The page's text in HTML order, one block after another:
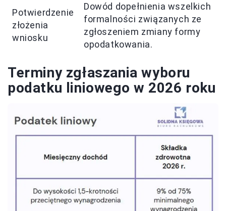
Potwierdzenie
złożenia
wniosku
Dowód dopełnienia wszelkich
formalności związanych ze
zgłoszeniem zmiany formy
opodatkowania.
Terminy zgłaszania wyboru
podatku liniowego w 2026 roku